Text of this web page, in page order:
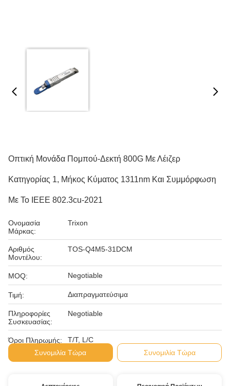
Οπτική Μονάδα Πομπού-Δεκτή 800G Με Λέιζερ
Κατηγορίας 1, Μήκος Κύματος 1311nm Και Συμμόρφωση
Με Το IEEE 802.3cu-2021
Ονομασία
Μάρκας:
Trixon
Αριθμός
Μοντέλου:
TOS-Q4M5-31DCM
MOQ: Negotiable
Τιμή: Διαπραγματεύσιμα
Πληροφορίες
Συσκευασίας:
Negotiable
Όροι Πληρωμής:
T/T, L/C
Συνομιλία Τώρα
Συνομιλία Τώρα